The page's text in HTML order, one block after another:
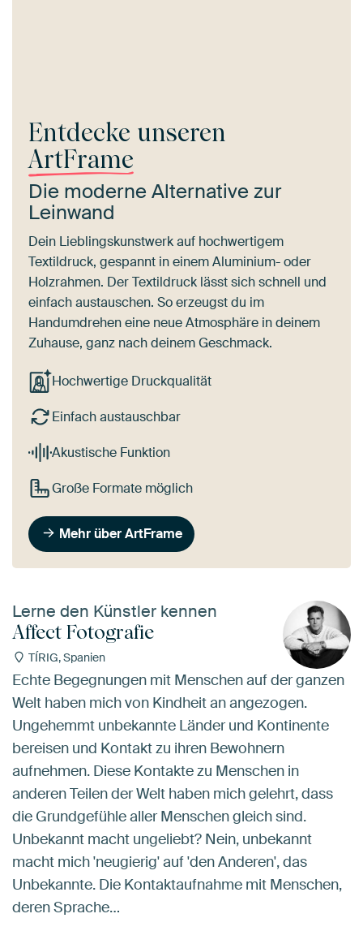
Entdecke unseren
ArtFrame
Die moderne Alternative zur
Leinwand
Dein Lieblingskunstwerk auf hochwertigem
Textildruck, gespannt in einem Aluminium- oder
Holzrahmen. Der Textildruck lässt sich schnell und
einfach austauschen. So erzeugst du im
Handumdrehen eine neue Atmosphäre in deinem
Zuhause, ganz nach deinem Geschmack.
Hochwertige Druckqualität
Einfach austauschbar
Akustische Funktion
Große Formate möglich
Mehr über ArtFrame
Lerne den Künstler kennen
Affect Fotografie
TÍRIG, Spanien
Echte Begegnungen mit Menschen auf der ganzen
Welt haben mich von Kindheit an angezogen.
Ungehemmt unbekannte Länder und Kontinente
bereisen und Kontakt zu ihren Bewohnern
aufnehmen. Diese Kontakte zu Menschen in
anderen Teilen der Welt haben mich gelehrt, dass
die Grundgefühle aller Menschen gleich sind.
Unbekannt macht ungeliebt? Nein, unbekannt
macht mich 'neugierig' auf 'den Anderen', das
Unbekannte. Die Kontaktaufnahme mit Menschen,
deren Sprache…